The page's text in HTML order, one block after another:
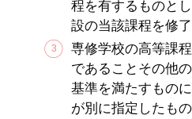
程を有するものと
設の当該課程を修了
専修学校の高等課
であることその他
基準を満たすもの
が別に指定したも